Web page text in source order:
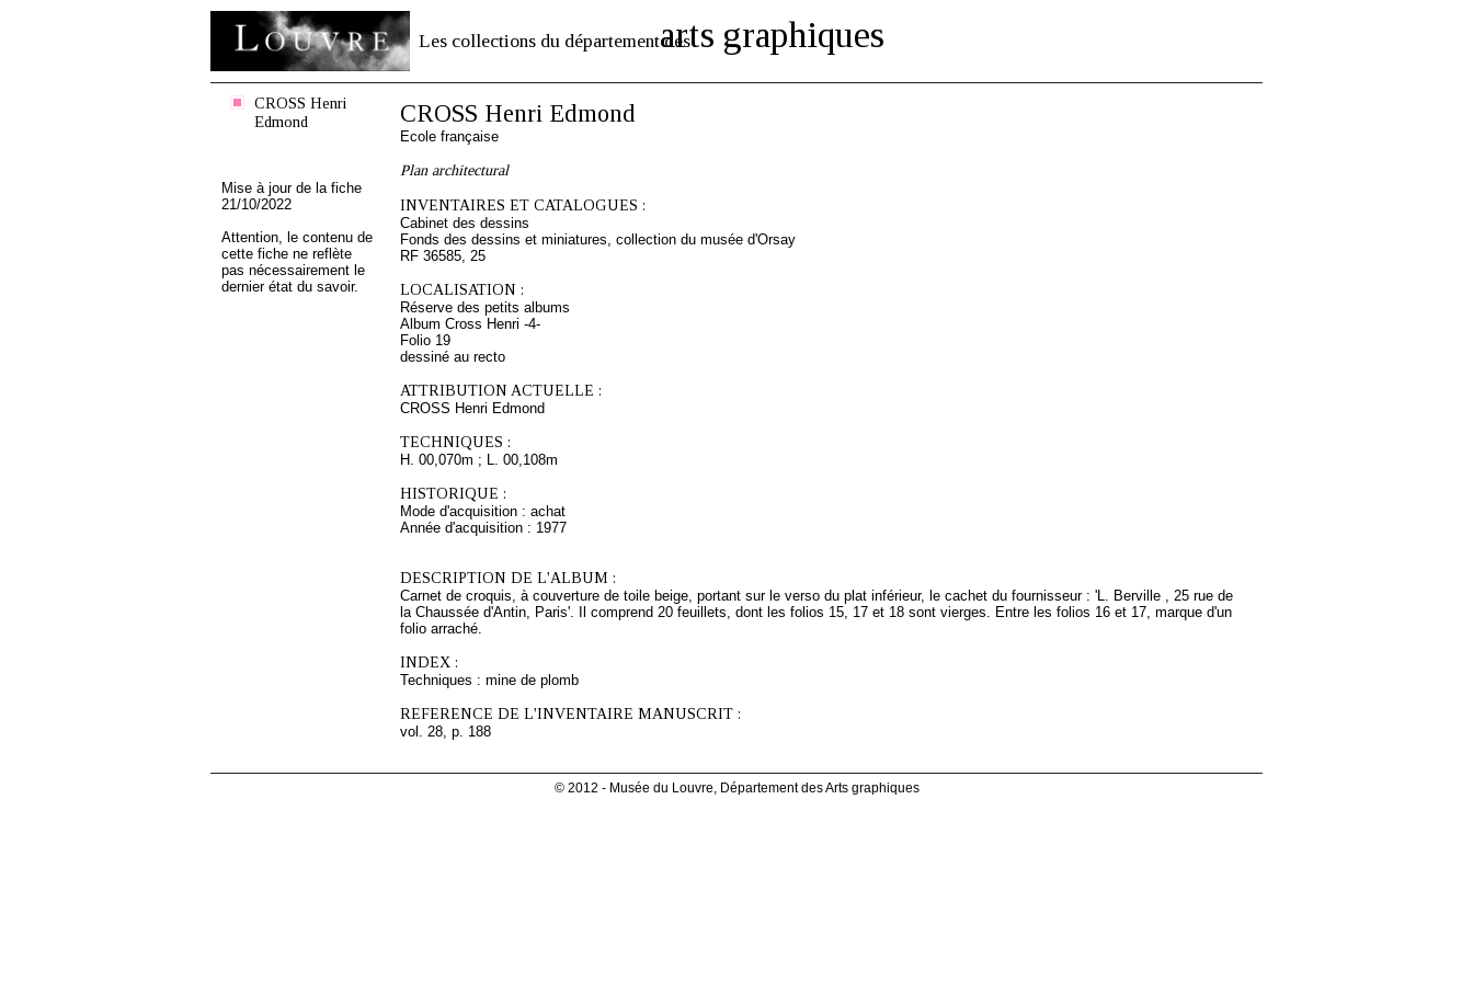
Les collections du département desarts graphiques
CROSS Henri
Edmond
Mise à jour de la fiche
21/10/2022
Attention, le contenu de
cette fiche ne reflète
pas nécessairement le
dernier état du savoir.
CROSS Henri Edmond
Ecole française
Plan architectural
INVENTAIRES ET CATALOGUES :
Cabinet des dessins
Fonds des dessins et miniatures, collection du musée d'Orsay
RF 36585, 25
LOCALISATION :
Réserve des petits albums
Album Cross Henri -4-
Folio 19
dessiné au recto
ATTRIBUTION ACTUELLE :
CROSS Henri Edmond
TECHNIQUES :
H. 00,070m ; L. 00,108m
HISTORIQUE :
Mode d'acquisition : achat
Année d'acquisition : 1977
DESCRIPTION DE L'ALBUM :
Carnet de croquis, à couverture de toile beige, portant sur le verso du plat inférieur, le cachet du fournisseur : 'L. Berville , 25 rue de
la Chaussée d'Antin, Paris'. Il comprend 20 feuillets, dont les folios 15, 17 et 18 sont vierges. Entre les folios 16 et 17, marque d'un
folio arraché.
INDEX :
Techniques : mine de plomb
REFERENCE DE L'INVENTAIRE MANUSCRIT :
vol. 28, p. 188
© 2012 - Musée du Louvre, Département des Arts graphiques